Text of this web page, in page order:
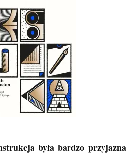
była bardzo przyjazna